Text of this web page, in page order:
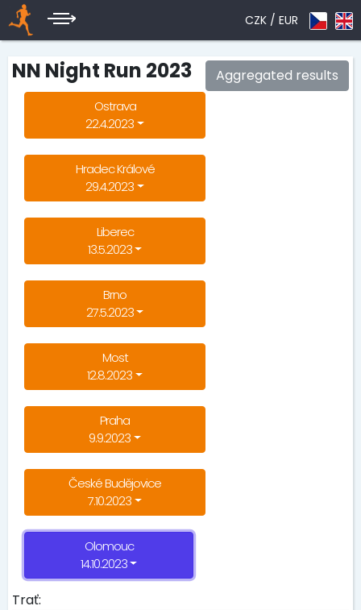
CZK / EUR
Aggregated results
NN Night Run 2023
Ostrava
22.4.2023
Hradec Králové
29.4.2023
Liberec
13.5.2023
Brno
27.5.2023
Most
12.8.2023
Praha
9.9.2023
České Budějovice
7.10.2023
Olomouc
14.10.2023
Trať: